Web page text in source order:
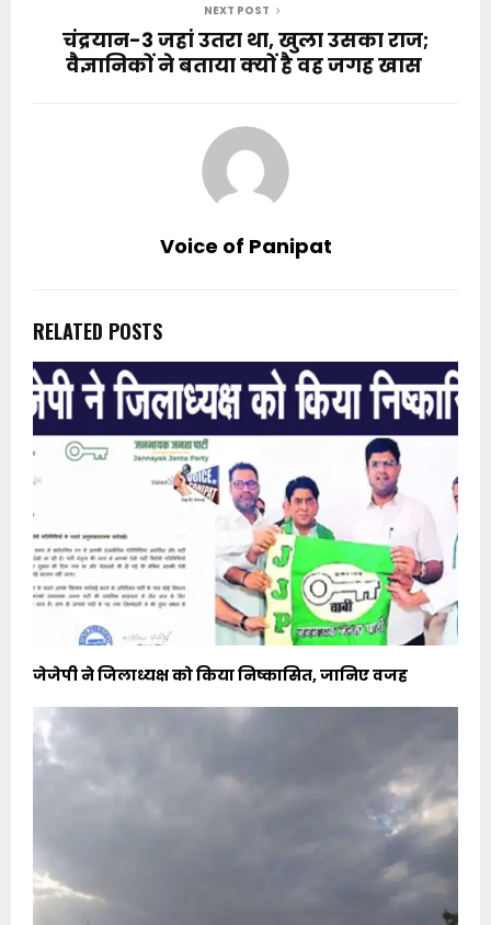
NEXT POST
चंद्रयान-3 जहां उतरा था, खुला उसका राज;
वैज्ञानिकों ने बताया क्यों है वह जगह खास
Voice of Panipat
RELATED POSTS
जेजेपी ने जिलाध्यक्ष को किया निष्कासित, जानिए वजह